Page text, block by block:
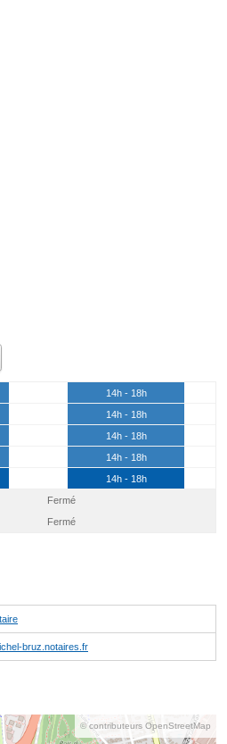
14h - 18h
14h - 18h
14h - 18h
14h - 18h
14h - 18h
Fermé
Fermé
bruz.notaires.fr
© contributeurs OpenStreetMap